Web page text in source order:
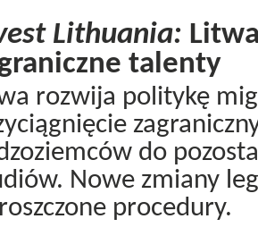
Lithuania:
talenty
rozwija politykę
do
Nowe zmiany
procedury.